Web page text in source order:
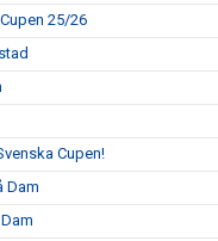
25/26
Cupen!
Dam